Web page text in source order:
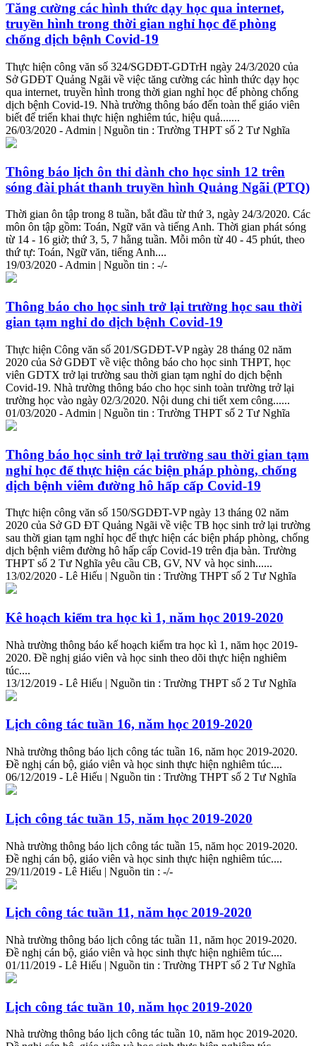
Tăng cường các hình thức dạy học qua internet,
truyền hình trong thời gian nghỉ học để phòng
chống dịch bệnh Covid-19
Thực hiện công văn số 324/SGDĐT-GDTrH ngày 24/3/2020 của
Sở GDĐT Quảng Ngãi về việc tăng cường các hình thức dạy học
qua internet, truyền hình trong thời gian nghỉ học để phòng chống
dịch bệnh Covid-19. Nhà trường thông báo đến toàn thể giáo viên
biết để triển khai thực hiện nghiêm túc, hiệu quả.......
26/03/2020 - Admin | Nguồn tin : Trường THPT số 2 Tư Nghĩa
Thông báo lịch ôn thi dành cho học sinh 12 trên
sóng đài phát thanh truyền hình Quảng Ngãi (PTQ)
Thời gian ôn tập trong 8 tuần, bắt đầu từ thứ 3, ngày 24/3/2020. Các
môn ôn tập gồm: Toán, Ngữ văn và tiếng Anh. Thời gian phát sóng
từ 14 - 16 giờ; thứ 3, 5, 7 hằng tuần. Mỗi môn từ 40 - 45 phút, theo
thứ tự: Toán, Ngữ văn, tiếng Anh....
19/03/2020 - Admin | Nguồn tin : -/-
Thông báo cho học sinh trở lại trường học sau thời
gian tạm nghỉ do dịch bệnh Covid-19
Thực hiện Công văn số 201/SGDĐT-VP ngày 28 tháng 02 năm
2020 của Sở GDĐT về việc thông báo cho học sinh THPT, học
viên GDTX trở lại trường sau thời gian tạm nghỉ do dịch bệnh
Covid-19. Nhà trường thông báo cho học sinh toàn trường trở lại
trường học vào ngày 02/3/2020. Nội dung chi tiết xem công......
01/03/2020 - Admin | Nguồn tin : Trường THPT số 2 Tư Nghĩa
Thông báo học sinh trở lại trường sau thời gian tạm
nghỉ học để thực hiện các biện pháp phòng, chống
dịch bệnh viêm đường hô hấp cấp Covid-19
Thực hiện công văn số 150/SGDĐT-VP ngày 13 tháng 02 năm
2020 của Sở GD ĐT Quảng Ngãi về việc TB học sinh trở lại trường
sau thời gian tạm nghỉ học để thực hiện các biện pháp phòng, chống
dịch bệnh viêm đường hô hấp cấp Covid-19 trên địa bàn. Trường
THPT số 2 Tư Nghĩa yêu cầu CB, GV, NV và học sinh......
13/02/2020 - Lê Hiếu | Nguồn tin : Trường THPT số 2 Tư Nghĩa
Kê hoạch kiểm tra học kì 1, năm học 2019-2020
Nhà trường thông báo kế hoạch kiểm tra học kì 1, năm học 2019-
2020. Đề nghị giáo viên và học sinh theo dõi thực hiện nghiêm
túc....
13/12/2019 - Lê Hiếu | Nguồn tin : Trường THPT số 2 Tư Nghĩa
Lịch công tác tuần 16, năm học 2019-2020
Nhà trường thông báo lịch công tác tuần 16, năm học 2019-2020.
Đề nghị cán bộ, giáo viên và học sinh thực hiện nghiêm túc....
06/12/2019 - Lê Hiếu | Nguồn tin : Trường THPT số 2 Tư Nghĩa
Lịch công tác tuần 15, năm học 2019-2020
Nhà trường thông báo lịch công tác tuần 15, năm học 2019-2020.
Đề nghị cán bộ, giáo viên và học sinh thực hiện nghiêm túc....
29/11/2019 - Lê Hiếu | Nguồn tin : -/-
Lịch công tác tuần 11, năm học 2019-2020
Nhà trường thông báo lịch công tác tuần 11, năm học 2019-2020.
Đề nghị cán bộ, giáo viên và học sinh thực hiện nghiêm túc....
01/11/2019 - Lê Hiếu | Nguồn tin : Trường THPT số 2 Tư Nghĩa
Lịch công tác tuần 10, năm học 2019-2020
Nhà trường thông báo lịch công tác tuần 10, năm học 2019-2020.